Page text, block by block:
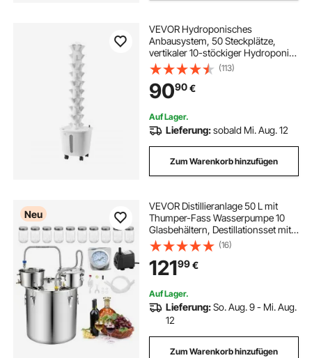
VEVOR Hydroponisches
Anbausystem, 50 Steckplätze,
vertikaler 10-stöckiger Hydroponik
Turm, Hydronikgarten mit
Wasserpumpe und Rädern, Keimset
für Zimmerpflanzen für Kräuter,
Obst und Gemüse
(113)
9090€
Auf Lager.
Lieferung:sobald Mi. Aug. 12
Zum Warenkorb hinzufügen
Neu
VEVOR Distillieranlage 50 L mit
Thumper-Fass Wasserpumpe 10
Glasbehältern, Destillationsset mit
Doppelskala-Thermometer
Wasserpumpe für Whisky, Wein
und Brandy, Destillierer für Hobby
und Küche
(16)
12199€
Auf Lager.
Lieferung:So. Aug. 9 - Mi. Aug.
12
Zum Warenkorb hinzufügen